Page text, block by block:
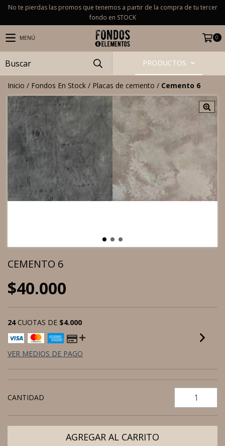
No te pierdas las promos que tenemos a partir de la compra de tu tercer
fondo en STOCK
MENÚ 0
PRODUCTOS
Inicio / Fondos En Stock / Placas de cemento / Cemento 6
CEMENTO 6
$40.000
24 CUOTAS DE $4.000
VER MEDIOS DE PAGO
CANTIDAD